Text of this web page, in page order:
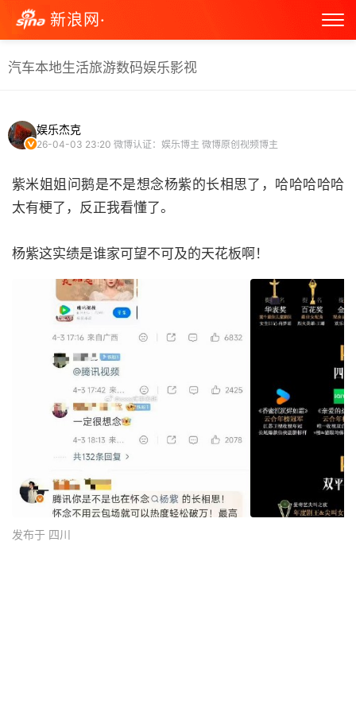
新浪网·
汽车本地生活旅游数码娱乐影视
娱乐杰克
26-04-03 23:20 微博认证：娱乐博主 微博原创视频博主
紫米姐姐问鹅是不是想念杨紫的长相思了，哈哈哈哈哈
太有梗了，反正我看懂了。
杨紫这实绩是谁家可望不可及的天花板啊！ ​
发布于 四川